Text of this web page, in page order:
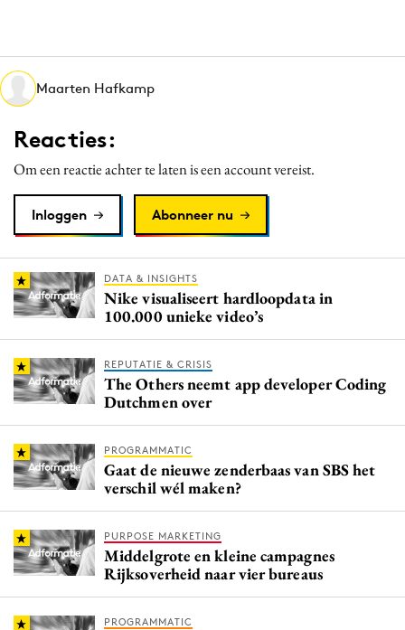
Media
Merkstrategie
PR
Programmatic
Purpose Marketing
Maarten Hafkamp
Reacties:
Om een reactie achter te laten is een account vereist.
Inloggen Abonneer nu
DATA & INSIGHTS
Nike visualiseert hardloopdata in
100.000 unieke video’s
REPUTATIE & CRISIS
The Others neemt app developer Coding
Dutchmen over
PROGRAMMATIC
Gaat de nieuwe zenderbaas van SBS het
verschil wél maken?
PURPOSE MARKETING
Middelgrote en kleine campagnes
Rijksoverheid naar vier bureaus
PROGRAMMATIC